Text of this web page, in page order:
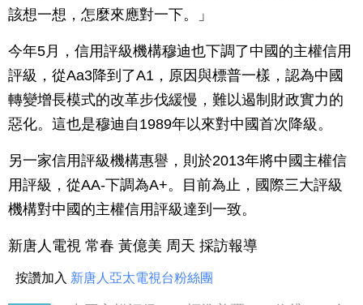
該想一想，怎麼來應對一下。」
今年5月，信用評級機構穆迪也下調了中國的主權信用
評級，從Aa3降到了A1，原因與標普一樣，認為中國
轉變增長模式的改革步伐緩慢，難以遏制財政實力的
惡化。這也是穆迪自1989年以來對中國首次降級。
另一家信用評級機構惠譽，則於2013年將中國主權信
用評級，從AA-下調為A+。目前為止，國際三大評級
機構對中國的主權信用評級達到一致。
新唐人電視 常春 黃億美 周天 採訪報導
按讚加入 新唐人亞太電視台粉絲團